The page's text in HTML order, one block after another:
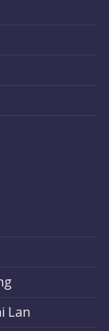
Lan